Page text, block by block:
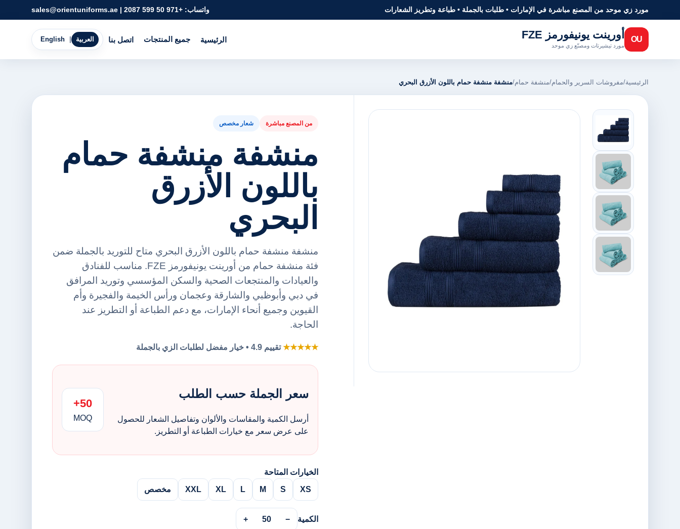
مورد زي موحد من المصنع مباشرة في الإمارات • طلبات بالجملة • طباعة وتطريز الشعارات واتساب: +971 50 599 2087
|
sales@orientuniforms.ae
OU أورينت يونيفورمز FZE
مورد تيشيرتات ومصنّع زي موحد
الرئيسية جميع المنتجات اتصل بنا English العربية
الرئيسية/مفروشات السرير والحمام/منشفة حمام/منشفة منشفة حمام باللون الأزرق البحري
من المصنع مباشرة شعار مخصص
منشفة منشفة حمام
باللون الأزرق
البحري
منشفة منشفة حمام باللون الأزرق البحري متاح للتوريد بالجملة ضمن
فئة منشفة حمام من أورينت يونيفورمز FZE. مناسب للفنادق
والعيادات والمنتجعات الصحية والسكن المؤسسي وتوريد المرافق
في دبي وأبوظبي والشارقة وعجمان ورأس الخيمة والفجيرة وأم
القيوين وجميع أنحاء الإمارات، مع دعم الطباعة أو التطريز عند
الحاجة.
★★★★★تقييم 4.9 • خيار مفضل لطلبات الزي بالجملة
سعر الجملة حسب الطلب
أرسل الكمية والمقاسات والألوان وتفاصيل الشعار للحصول
على عرض سعر مع خيارات الطباعة أو التطريز.
50+
MOQ
الخيارات المتاحة
XS
S
M
L
XL
XXL مخصص
الكمية −
50
+